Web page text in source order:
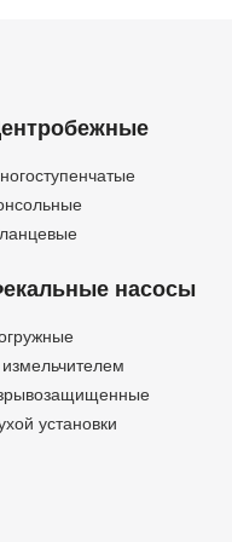
EVMS20 1N6
насосы
установки